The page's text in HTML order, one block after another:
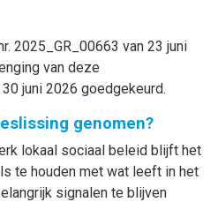
2025_GR_00663 van 23 juni
van deze
juni 2026 goedgekeurd.
genomen?
lokaal sociaal beleid blijft het
te houden met wat leeft in het
signalen te blijven